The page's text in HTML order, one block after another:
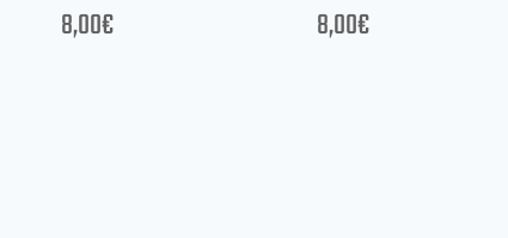
8,00€ 8,00€